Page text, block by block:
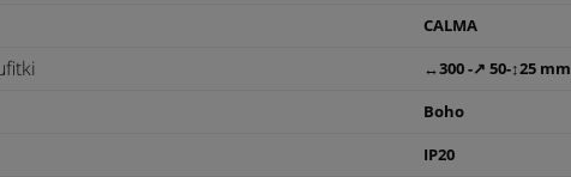
CALMA
↔300 -↗ 50-↕25 mm
Boho
IP20